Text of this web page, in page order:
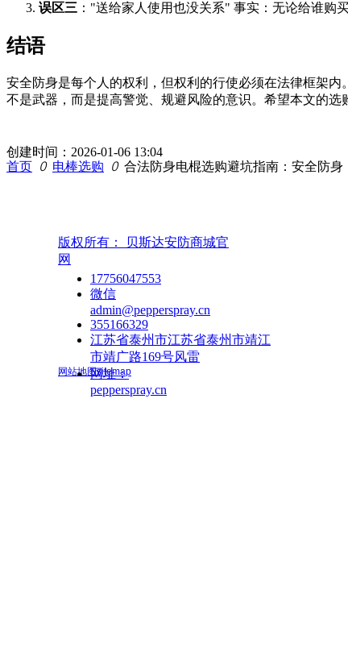
误区三 ："送给家人使用也没关系" 事实：无论给谁购
结语
安全防身是每个人的权利，但权利的行使必须在法律框架
不是武器，而是提高警觉、规避风险的意识。希望本文的
创建时间： 2026-01-06 13:04
首页 ꄲ 电棒选购 ꄲ 合法防身电棍选购避坑指南：安全防身
版权所有：
贝斯达安防商城官
网
17756047553
微信
admin@pepperspray.cn
355166329
江苏省泰州市江苏省泰州市靖江
市靖广路169号风雷
网址：
pepperspray.cn
网站地图sitemap